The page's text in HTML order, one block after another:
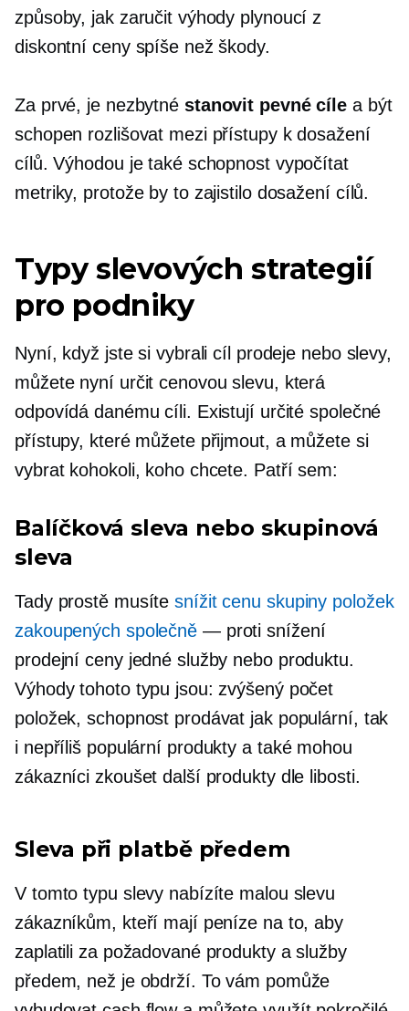
způsoby, jak zaručit výhody plynoucí z
diskontní ceny spíše než škody.
Za prvé, je nezbytné stanovit pevné cíle a být
schopen rozlišovat mezi přístupy k dosažení
cílů. Výhodou je také schopnost vypočítat
metriky, protože by to zajistilo dosažení cílů.
Typy slevových strategií
pro podniky
Nyní, když jste si vybrali cíl prodeje nebo slevy,
můžete nyní určit cenovou slevu, která
odpovídá danému cíli. Existují určité společné
přístupy, které můžete přijmout, a můžete si
vybrat kohokoli, koho chcete. Patří sem:
Balíčková sleva nebo skupinová
sleva
Tady prostě musítesnížit cenu skupiny položek
zakoupených společně — proti snížení
prodejní ceny jedné služby nebo produktu.
Výhody tohoto typu jsou: zvýšený počet
položek, schopnost prodávat jak populární, tak
i nepříliš populární produkty a také mohou
zákazníci zkoušet další produkty dle libosti.
Sleva při platbě předem
V tomto typu slevy nabízíte malou slevu
zákazníkům, kteří mají peníze na to, aby
zaplatili za požadované produkty a služby
předem, než je obdrží. To vám pomůže